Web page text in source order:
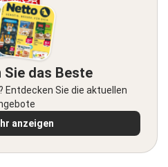
Sie das Beste
Entdecken Sie die aktuellen
anzeigen